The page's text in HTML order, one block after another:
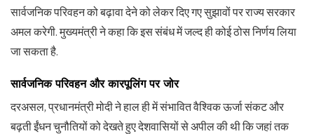
सार्वजनिक परिवहन को बढ़ावा देने को लेकर दिए गए सुझावों पर राज्य सरकार
अमल करेगी. मुख्यमंत्री ने कहा कि इस संबंध में जल्द ही कोई ठोस निर्णय लिया
जा सकता है.
सार्वजनिक परिवहन और कारपूलिंग पर जोर
दरअसल, प्रधानमंत्री मोदी ने हाल ही में संभावित वैश्विक ऊर्जा संकट और
बढ़ती ईंधन चुनौतियों को देखते हुए देशवासियों से अपील की थी कि जहां तक